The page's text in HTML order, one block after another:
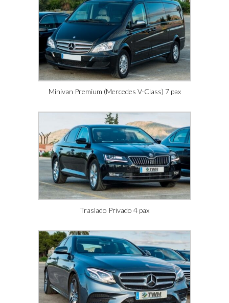
Minivan Premium (Mercedes V-Class) 7 pax
Traslado Privado 4 pax